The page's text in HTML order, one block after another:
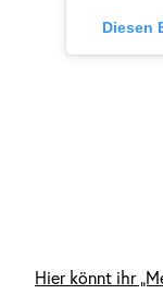
Diesen
Hier könnt ihr